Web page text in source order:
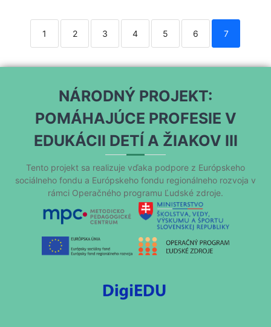
1 2 3 4 5 6 7
NÁRODNÝ PROJEKT:
POMÁHAJÚCE PROFESIE V
EDUKÁCII DETÍ A ŽIAKOV III
Tento projekt sa realizuje vďaka podpore z Európskeho
sociálneho fondu a Európskeho fondu regionálneho rozvoja v
rámci Operačného programu Ľudské zdroje.